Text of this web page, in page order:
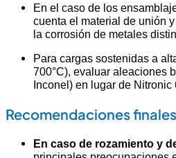
En el caso de los
cuenta el material de unión
la corrosión de metales
Para cargas sostenidas a
700°C), evaluar aleaciones
Inconel) en lugar de Nitronic
Recomendaciones finales
En caso de rozamiento y